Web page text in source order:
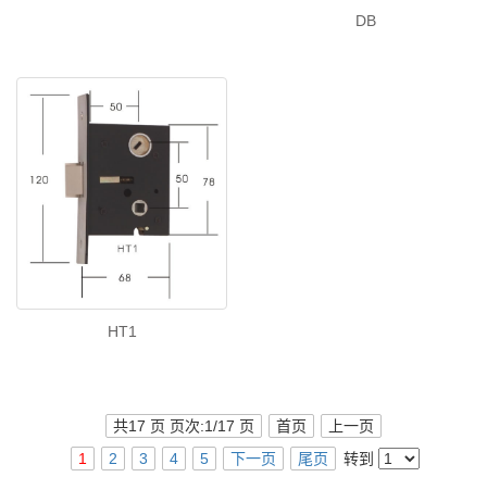
DB
HT1
共17 页 页次:1/17 页 首页
上一页
1
2 3 4 5 下一页 尾页 转到